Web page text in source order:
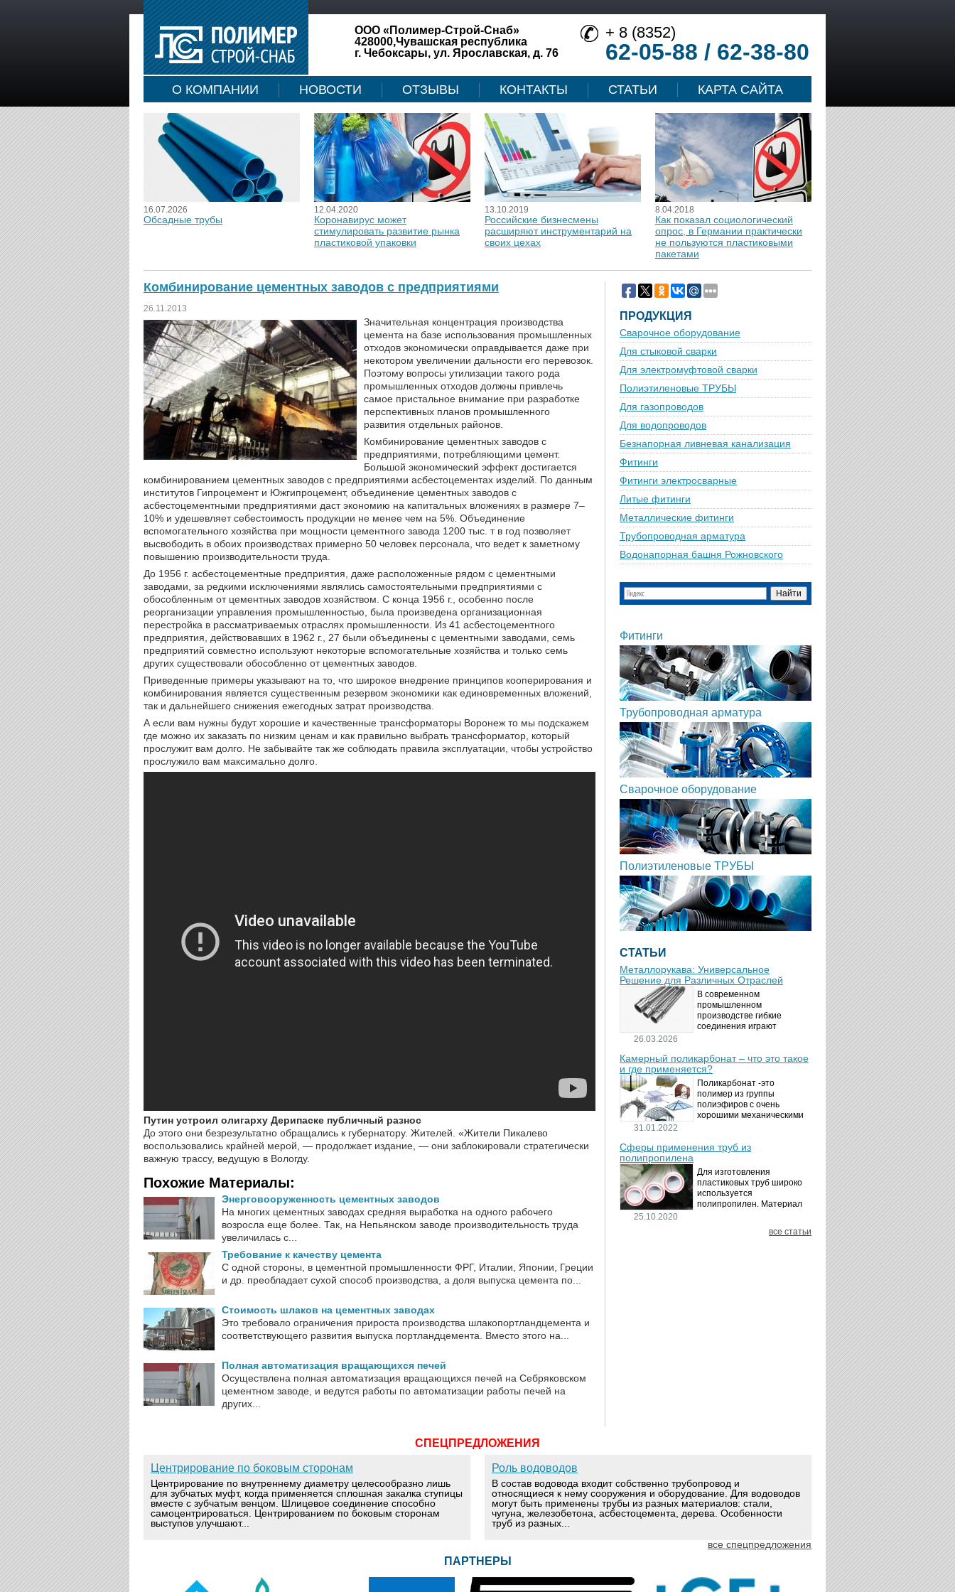
ООО «Полимер-Строй-Снаб»
428000,Чувашская республика
г. Чебоксары, ул. Ярославская, д. 76
+ 8 (8352)
62-05-88 / 62-38-80
О КОМПАНИИ НОВОСТИ ОТЗЫВЫ КОНТАКТЫ СТАТЬИ КАРТА САЙТА
16.07.2026
Обсадные трубы
12.04.2020
Коронавирус может
стимулировать развитие рынка
пластиковой упаковки
13.10.2019
Российские бизнесмены
расширяют инструментарий на
своих цехах
8.04.2018
Как показал социологический
опрос, в Германии практически
не пользуются пластиковыми
пакетами
Комбинирование цементных заводов с предприятиями
26.11.2013
Значительная концентрация производства
цемента на базе использования промышленных
отходов экономически оправдывается даже при
некотором увеличении дальности его перевозок.
Поэтому вопросы утилизации такого рода
промышленных отходов должны привлечь
самое пристальное внимание при разработке
перспективных планов промышленного
развития отдельных районов.
Комбинирование цементных заводов с
предприятиями, потребляющими цемент.
Большой экономический эффект достигается
комбинированием цементных заводов с предприятиями асбестоцементах изделий. По данным
институтов Гипроцемент и Южгипроцемент, объединение цементных заводов с
асбестоцементными предприятиями даст экономию на капитальных вложениях в размере 7–
10% и удешевляет себестоимость продукции не менее чем на 5%. Объединение
вспомогательного хозяйства при мощности цементного завода 1200 тыс. т в год позволяет
высвободить в обоих производствах примерно 50 человек персонала, что ведет к заметному
повышению производительности труда.
До 1956 г. асбестоцементные предприятия, даже расположенные рядом с цементными
заводами, за редкими исключениями являлись самостоятельными предприятиями с
обособленным от цементных заводов хозяйством. С конца 1956 г., особенно после
реорганизации управления промышленностью, была произведена организационная
перестройка в рассматриваемых отраслях промышленности. Из 41 асбестоцементного
предприятия, действовавших в 1962 г., 27 были объединены с цементными заводами, семь
предприятий совместно используют некоторые вспомогательные хозяйства и только семь
других существовали обособленно от цементных заводов.
Приведенные примеры указывают на то, что широкое внедрение принципов кооперирования и
комбинирования является существенным резервом экономики как единовременных вложений,
так и дальнейшего снижения ежегодных затрат производства.
А если вам нужны будут хорошие и качественные трансформаторы Воронеж то мы подскажем
где можно их заказать по низким ценам и как правильно выбрать трансформатор, который
прослужит вам долго. Не забывайте так же соблюдать правила эксплуатации, чтобы устройство
прослужило вам максимально долго.
Путин устроил олигарху Дерипаске публичный разнос
До этого они безрезультатно обращались к губернатору. Жителей. «Жители Пикалево
воспользовались крайней мерой, — продолжает издание, — они заблокировали стратегически
важную трассу, ведущую в Вологду.
Похожие Материалы:
Энерговооруженность цементных заводов
На многих цементных заводах средняя выработка на одного рабочего
возросла еще более. Так, на Непьянском заводе производительность труда
увеличилась с...
Требование к качеству цемента
С одной стороны, в цементной промышленности ФРГ, Италии, Японии, Греции
и др. преобладает сухой способ производства, а доля выпуска цемента по...
Стоимость шлаков на цементных заводах
Это требовало ограничения прироста производства шлакопортландцемента и
соответствующего развития выпуска портландцемента. Вместо этого на...
Полная автоматизация вращающихся печей
Осуществлена полная автоматизация вращающихся печей на Себряковском
цементном заводе, и ведутся работы по автоматизации работы печей на
других...
ПРОДУКЦИЯ
Сварочное оборудование
Для стыковой сварки
Для электромуфтовой сварки
Полиэтиленовые ТРУБЫ
Для газопроводов
Для водопроводов
Безнапорная ливневая канализация
Фитинги
Фитинги электросварные
Литые фитинги
Металлические фитинги
Трубопроводная арматура
Водонапорная башня Рожновского
Фитинги
Трубопроводная арматура
Сварочное оборудование
Полиэтиленовые ТРУБЫ
СТАТЬИ
Металлорукава: Универсальное
Решение для Различных Отраслей
26.03.2026
В современном
промышленном
производстве гибкие
соединения играют
безопасности
технологических процессов.
Металлорукава
представляют собой
универсальные...
Камерный поликарбонат – что это такое
и где применяется?
31.01.2022
Поликарбонат -это
полимер из группы
полиэфиров с очень
хорошими механическими
аморфный, с хорошей
высокой прозрачностью
материал идеально
подходит для...
Сферы применения труб из
полипропилена
25.10.2020
Для изготовления
пластиковых труб широко
используется
полипропилен. Материал
невосприимчив к коррозии,
все статьи
СПЕЦПРЕДЛОЖЕНИЯ
Центрирование по боковым сторонам
Центрирование по внутреннему диаметру целесообразно лишь
для зубчатых муфт, когда применяется сплошная закалка ступицы
вместе с зубчатым венцом. Шлицевое соединение способно
самоцентрироваться. Центрированием по боковым сторонам
выступов улучшают...
Роль водоводов
В состав водовода входит собственно трубопровод и
относящиеся к нему сооружения и оборудование. Для водоводов
могут быть применены трубы из разных материалов: стали,
чугуна, железобетона, асбестоцемента, дерева. Особенности
труб из разных...
все спецпредложения
ПАРТНЕРЫ